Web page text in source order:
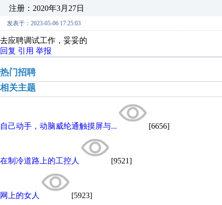
注册：2020年3月27日
发表于：2023-05-06 17:25:03
去应聘调试工作，妥妥的
回复 引用 举报
热门招聘
相关主题
自己动手，动脑威纶通触摸屏与... [6656]
在制冷道路上的工控人 [9521]
网上的女人 [5923]